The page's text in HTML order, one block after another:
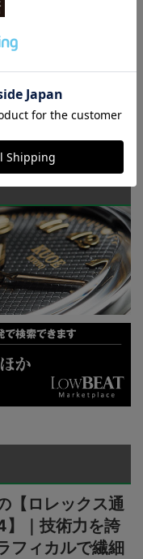
【ロレックス通
｜技術力を誇
フィカルで繊細